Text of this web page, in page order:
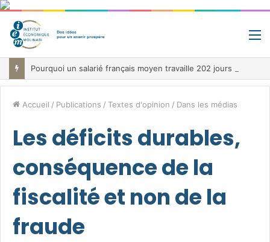
Accueil / Publications / Textes d'opinion / Dans les médias
Les déficits durables,
conséquence de la
fiscalité et non de la
fraude